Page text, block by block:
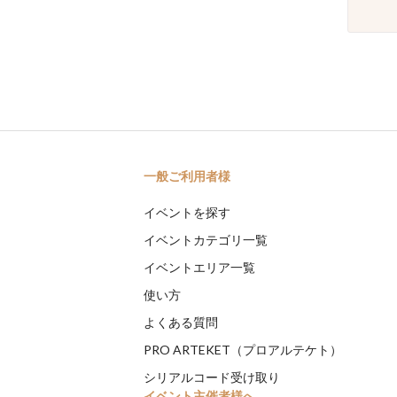
一般ご利用者様
イベントを探す
イベントカテゴリ一覧
イベントエリア一覧
使い方
よくある質問
PRO ARTEKET（プロアルテケト）
シリアルコード受け取り